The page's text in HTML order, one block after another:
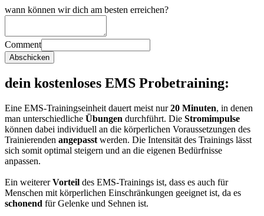
wann können wir dich am besten erreichen?
Comment
Abschicken
dein kostenloses EMS Probetraining:
Eine EMS-Trainingseinheit dauert meist nur20 Minuten, in denen
man unterschiedliche Übungen durchführt. Die Stromimpulse
können dabei individuell an die körperlichen Voraussetzungen des
Trainierenden angepasst werden. Die Intensität des Trainings lässt
sich somit optimal steigern und an die eigenen Bedürfnisse
anpassen.
Ein weitererVorteil des EMS-Trainings ist, dass es auch für
Menschen mit körperlichen Einschränkungen geeignet ist, da es
schonend für Gelenke und Sehnen ist.